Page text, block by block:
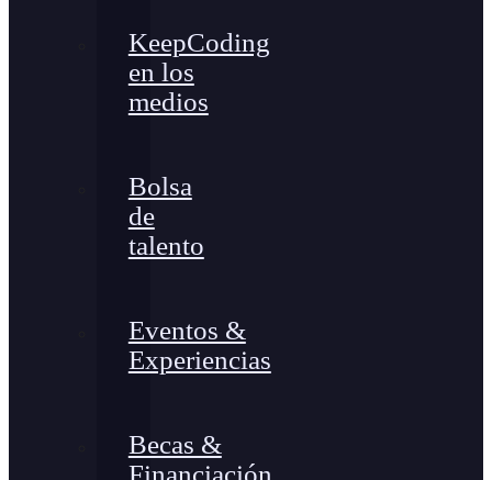
KeepCoding
en los
medios
Bolsa
de
talento
Eventos &
Experiencias
Becas &
Financiación